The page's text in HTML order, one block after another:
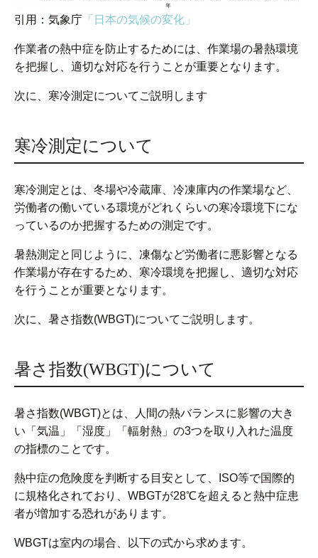
引用：気象庁 「日本の気候の変化」
作業者の熱中症を防止するためには、作業場の暑熱環境
を把握し、適切な対応を行うことが重要となります。
次に、寒冷測定についてご説明します
寒冷測定について
寒冷測定とは、冬場や冷蔵庫、冷凍庫内の作業場など、
労働者の働いている環境がどれくらいの寒冷環境下にな
っているのか把握するための測定です。
暑熱測定と同じように、凍傷など労働者に悪影響となる
作業場が存在するため、寒冷環境を把握し、適切な対応
を行うことが重要となります。
次に、暑さ指数(WBGT)についてご説明します。
暑さ指数(WBGT)について
暑さ指数(WBGT)とは、人間の熱バランスに影響の大き
い「気温」「湿度」「輻射熱」の3つを取り入れた温度
の指標のことです。
熱中症の危険度を判断する目安として、ISO等で国際的
に規格化されており、WBGTが28℃を超えると熱中症患
者が増加する恐れがあります。
WBGTは室内の場合、以下の式から求めます。